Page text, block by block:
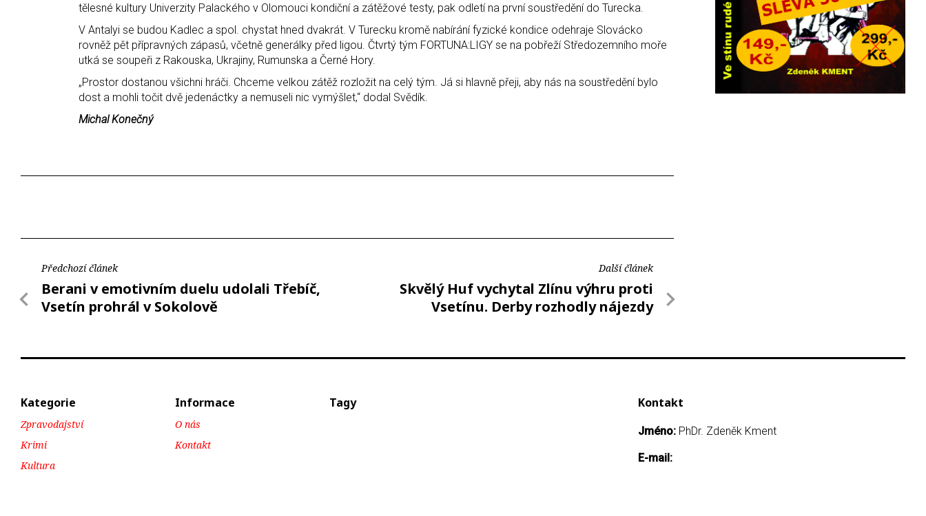
tělesné kultury Univerzity Palackého v Olomouci kondiční a zátěžové testy, pak odletí na první soustředění do Turecka.
V Antalyi se budou Kadlec a spol. chystat hned dvakrát. V Turecku kromě nabírání fyzické kondice odehraje Slovácko
rovněž pět přípravných zápasů, včetně generálky před ligou. Čtvrtý tým FORTUNA:LIGY se na pobřeží Středozemního moře
utká se soupeři z Rakouska, Ukrajiny, Rumunska a Černé Hory.
„Prostor dostanou všichni hráči. Chceme velkou zátěž rozložit na celý tým. Já si hlavně přeji, aby nás na soustředění bylo
dost a mohli točit dvě jedenáctky a nemuseli nic vymýšlet,“ dodal Svědík.
Michal Konečný
Předchozí článek
Berani v emotivním duelu udolali Třebíč,
Vsetín prohrál v Sokolově
Další článek
Skvělý Huf vychytal Zlínu výhru proti
Vsetínu. Derby rozhodly nájezdy
Kontakt
Jméno: PhDr. Zdeněk Kment
E-mail:
Tagy
Kategorie
Zpravodajství
Krimi
Kultura
Informace
O nás
Kontakt